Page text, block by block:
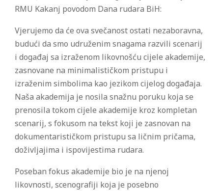
RMU Kakanj povodom Dana rudara BiH:
Vjerujemo da će ova svečanost ostati nezaboravna,
budući da smo udruženim snagama razvili scenarij
i događaj sa izraženom likovnošću cijele akademije,
zasnovane na minimalističkom pristupu i
izraženim simbolima kao jezikom cijelog događaja.
Naša akademija je nosila snažnu poruku koja se
prenosila tokom cijele akademije kroz kompletan
scenarij, s fokusom na tekst koji je zasnovan na
dokumentarističkom pristupu sa ličnim pričama,
doživljajima i ispovijestima rudara.
Poseban fokus akademije bio je na njenoj
likovnosti, scenografiji koja je posebno